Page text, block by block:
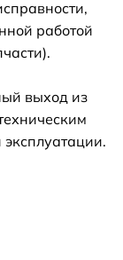
работой
выход из